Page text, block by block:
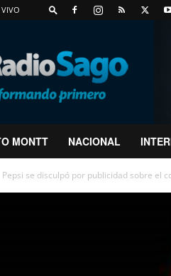
MONTT NACIONAL
Pepsi se disculpó por publicidad sobre el